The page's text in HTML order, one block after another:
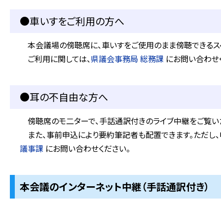
●車いすをご利用の方へ
本会議場の傍聴席に、車いすをご使用のまま傍聴できるス
ご利用に関しては、県議会事務局 総務課 にお問い合わせ
●耳の不自由な方へ
傍聴席のモ二ターで、手話通訳付きのライブ中継をご覧い
また、事前申込により要約筆記者も配置できます。ただし
議事課 にお問い合わせください。
本会議のインターネット中継（手話通訳付き）